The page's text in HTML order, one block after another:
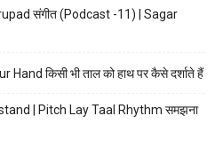
संगीत (Podcast -11) | Sagar
किसी भी ताल को हाथ पर कैसे दर्शाते हैं
| Pitch Lay Taal Rhythm समझना